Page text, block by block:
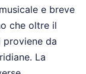
e breve
che oltre il
da
La